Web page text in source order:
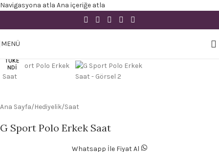
Navigasyona atla Ana içeriğe atla
MENÜ
TÜKE
NDI
Ana Sayfa/Hediyelik/Saat
G Sport Polo Erkek Saat
Whatsapp İle Fiyat Al